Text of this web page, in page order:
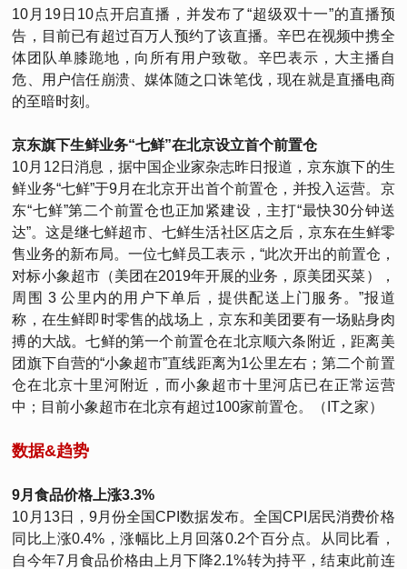
10月19日10点开启直播，并发布了“超级双十一”的直播预
告，目前已有超过百万人预约了该直播。辛巴在视频中携全
体团队单膝跪地，向所有用户致敬。辛巴表示，大主播自
危、用户信任崩溃、媒体随之口诛笔伐，现在就是直播电商
的至暗时刻。
京东旗下生鲜业务“七鲜”在北京设立首个前置仓
10月12日消息，据中国企业家杂志昨日报道，京东旗下的生
鲜业务“七鲜”于9月在北京开出首个前置仓，并投入运营。京
东“七鲜”第二个前置仓也正加紧建设，主打“最快30分钟送
达”。这是继七鲜超市、七鲜生活社区店之后，京东在生鲜零
售业务的新布局。一位七鲜员工表示，“此次开出的前置仓，
对标小象超市（美团在2019年开展的业务，原美团买菜），
周围 3 公里内的用户下单后，提供配送上门服务。”报道
称，在生鲜即时零售的战场上，京东和美团要有一场贴身肉
搏的大战。七鲜的第一个前置仓在北京顺六条附近，距离美
团旗下自营的“小象超市”直线距离为1公里左右；第二个前置
仓在北京十里河附近，而小象超市十里河店已在正常运营
中；目前小象超市在北京有超过100家前置仓。（IT之家）
数据&趋势
9月食品价格上涨3.3%
10月13日，9月份全国CPI数据发布。全国CPI居民消费价格
同比上涨0.4%，涨幅比上月回落0.2个百分点。从同比看，
自今年7月食品价格由上月下降2.1%转为持平，结束此前连